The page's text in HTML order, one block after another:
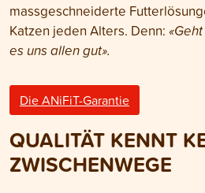
massgeschneiderte
Katzen jeden Alters. Denn:
es uns allen gut».
Die ANiFiT-Garantie
QUALITÄT KENNT
ZWISCHENWEGE